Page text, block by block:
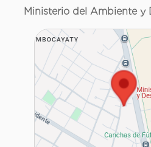
Ministerio del Ambiente y